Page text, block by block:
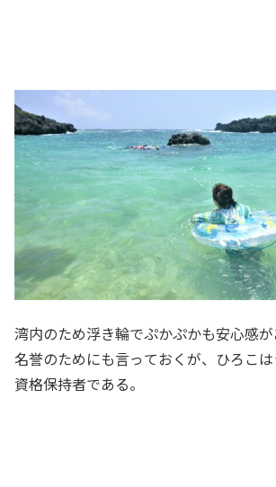
湾内のため浮き輪でぷかぷかも安心感
名誉のためにも言っておくが、ひろこ
資格保持者である。